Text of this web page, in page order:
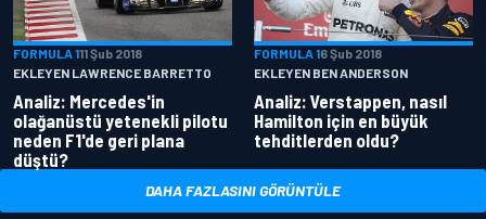
FORMULA 111 Şub 2018
EKLEYEN LAWRENCE BARRETTO
Analiz: Mercedes'in
olağanüstü yetenekli pilotu
neden F1'de geri plana
düştü?
FORMULA 16 Şub 2018
EKLEYEN BEN ANDERSON
Analiz: Verstappen, nasıl
Hamilton için en büyük
tehditlerden oldu?
DAHA FAZLASINI GÖRÜNTÜLE